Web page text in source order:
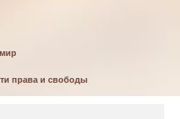
права и свободы